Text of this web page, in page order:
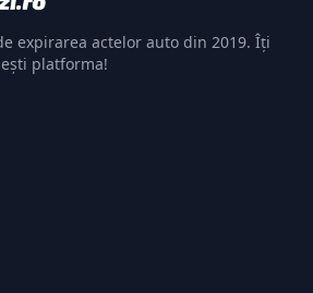
expirarea actelor auto din 2019. Îți
platforma!